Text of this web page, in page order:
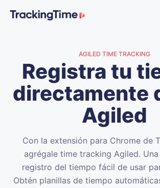
AGILED TIME TRACKING
Registra tu
directamente
Agiled
Con la extensión para Chrome de
agrégale time tracking Agiled.
registro del tiempo fácil de usar
Obtén planillas de tiempo